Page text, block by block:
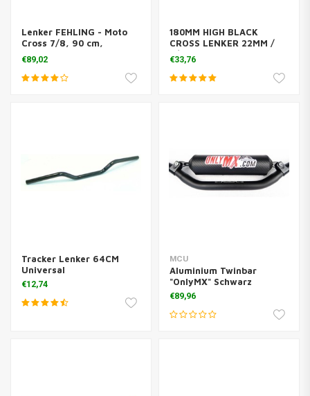
Lenker FEHLING - Moto
Cross 7/8, 90 cm,
schwarz
€89,02
180MM HIGH BLACK
CROSS LENKER 22MM /
7/8"
€33,76
Tracker Lenker 64CM
Universal
€12,74
MCU
Aluminium Twinbar
"OnlyMX" Schwarz
€89,96